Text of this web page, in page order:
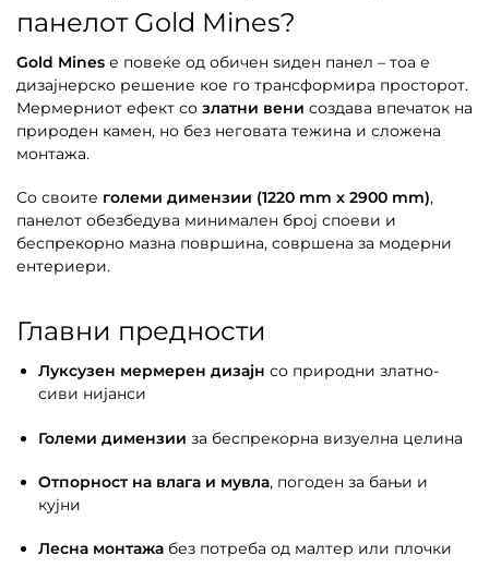
панелот Gold Mines?
Gold Mines е повеќе од обичен ѕиден панел – тоа е
дизајнерско решение кое го трансформира просторот.
Мермерниот ефект со златни вени создава впечаток на
природен камен, но без неговата тежина и сложена
монтажа.
Со своите големи димензии (1220 mm x 2900 mm),
панелот обезбедува минимален број споеви и
беспрекорно мазна површина, совршена за модерни
ентериери.
Главни предности
Луксузен мермерен дизајн со природни златно-
сиви нијанси
Големи димензии за беспрекорна визуелна целина
Отпорност на влага и мувла, погоден за бањи и
кујни
Лесна монтажа без потреба од малтер или плочки